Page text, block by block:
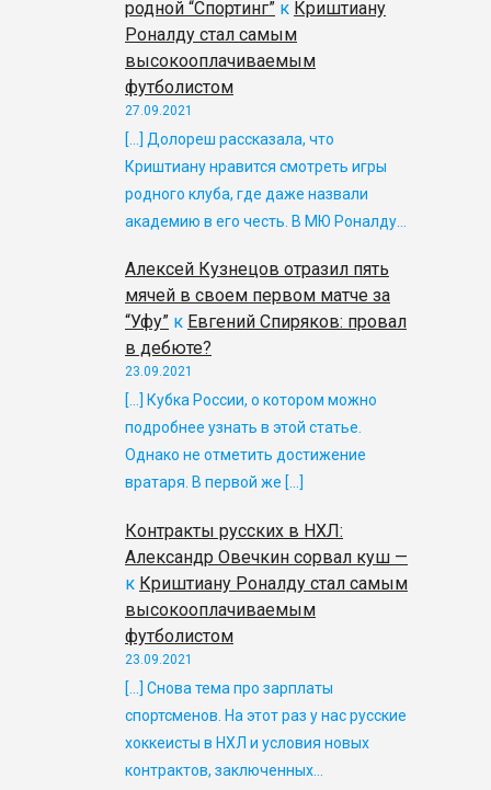
родной “Спортинг” к Криштиану
Роналду стал самым
высокооплачиваемым
футболистом
27.09.2021
[…] Долореш рассказала, что
Криштиану нравится смотреть игры
родного клуба, где даже назвали
академию в его честь. В МЮ Роналду…
Алексей Кузнецов отразил пять
мячей в своем первом матче за
“Уфу” к Евгений Спиряков: провал
в дебюте?
23.09.2021
[…] Кубка России, о котором можно
подробнее узнать в этой статье.
Однако не отметить достижение
вратаря. В первой же […]
Контракты русских в НХЛ:
Александр Овечкин сорвал куш —
к Криштиану Роналду стал самым
высокооплачиваемым
футболистом
23.09.2021
[…] Снова тема про зарплаты
спортсменов. На этот раз у нас русские
хоккеисты в НХЛ и условия новых
контрактов, заключенных…